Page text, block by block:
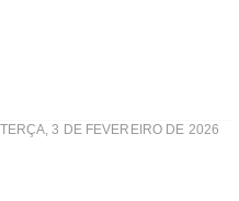
TERÇA, 3 DE FEVEREIRO DE 2026